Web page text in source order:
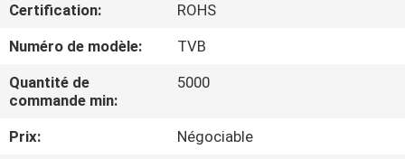
AU
SUJET
DE
Certification:
ROHS
Numéro de modèle:
TVB
Quantité de
commande min:
5000
Prix:
Négociable